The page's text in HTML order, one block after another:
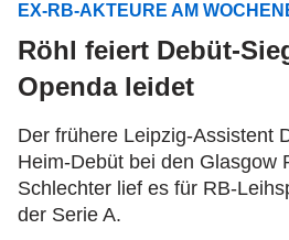
EX-RB-AKTEURE AM
Röhl feiert Debüt-
Openda leidet
Der frühere Leipzig-Assistent
Heim-Debüt bei den Glasgow
Schlechter lief es für RB-
der Serie A.